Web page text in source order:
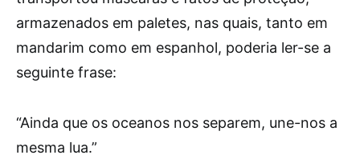
armazenados em paletes, nas quais, tanto em
mandarim como em espanhol, poderia ler-se a
seguinte frase:
“Ainda que os oceanos nos separem, une-nos a
mesma lua.”